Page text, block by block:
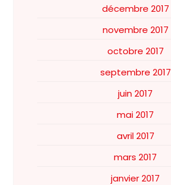
décembre 2017
novembre 2017
octobre 2017
septembre 2017
juin 2017
mai 2017
avril 2017
mars 2017
janvier 2017